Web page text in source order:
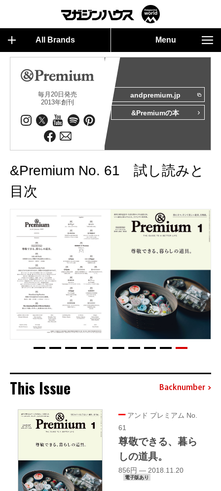
All Brands Menu
毎月20日発売
2013年創刊
andpremium.jp
&Premiumの本
&Premium No. 61 試し読みと
目次
This Issue Backnumber
アンド プレミアム No.
61
尊敬できる、暮ら
しの道具。
856円 — 2018.11.20
電子版あり